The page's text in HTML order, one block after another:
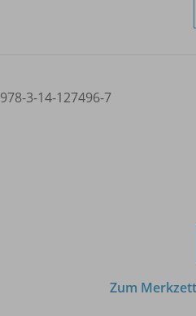
978-3-14-127496-7
Zum